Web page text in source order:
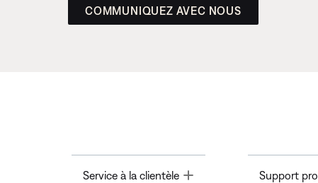
COMMUNIQUEZ AVEC NOUS
Service à la clientèle Toggle Support